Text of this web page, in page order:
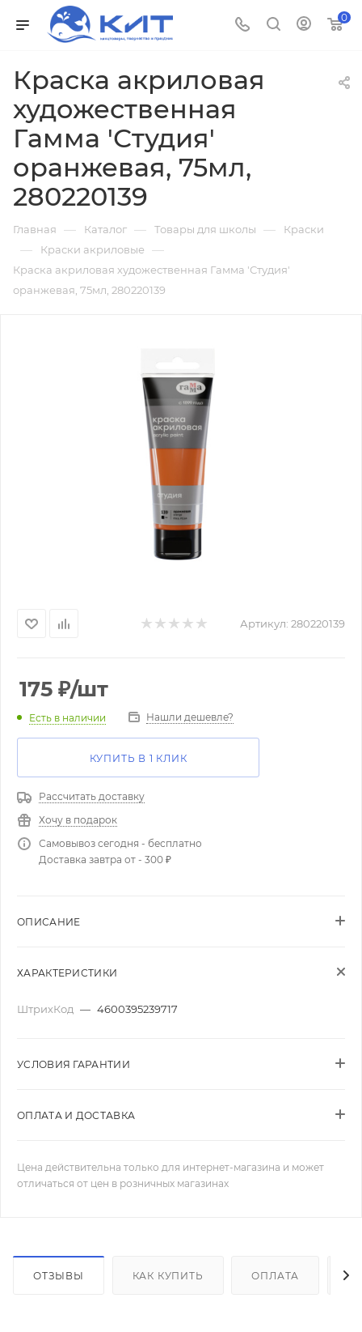
0
Краска акриловая
художественная
Гамма 'Студия'
оранжевая, 75мл,
280220139
Главная — Каталог — Товары для школы — Краски
— Краски акриловые —
Краска акриловая художественная Гамма 'Студия'
оранжевая, 75мл, 280220139
Артикул: 280220139
175 ₽/шт
Есть в наличии Нашли дешевле?
КУПИТЬ В 1 КЛИК
Рассчитать доставку
Хочу в подарок
Самовывоз сегодня - бесплатно
Доставка завтра от - 300 ₽
ОПИСАНИЕ
ХАРАКТЕРИСТИКИ
ШтрихКод — 4600395239717
УСЛОВИЯ ГАРАНТИИ
ОПЛАТА И ДОСТАВКА
Цена действительна только для интернет-магазина и может
отличаться от цен в розничных магазинах
ОТЗЫВЫ КАК КУПИТЬ ОПЛАТА